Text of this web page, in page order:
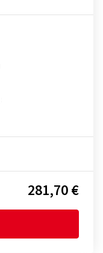
281,70 €